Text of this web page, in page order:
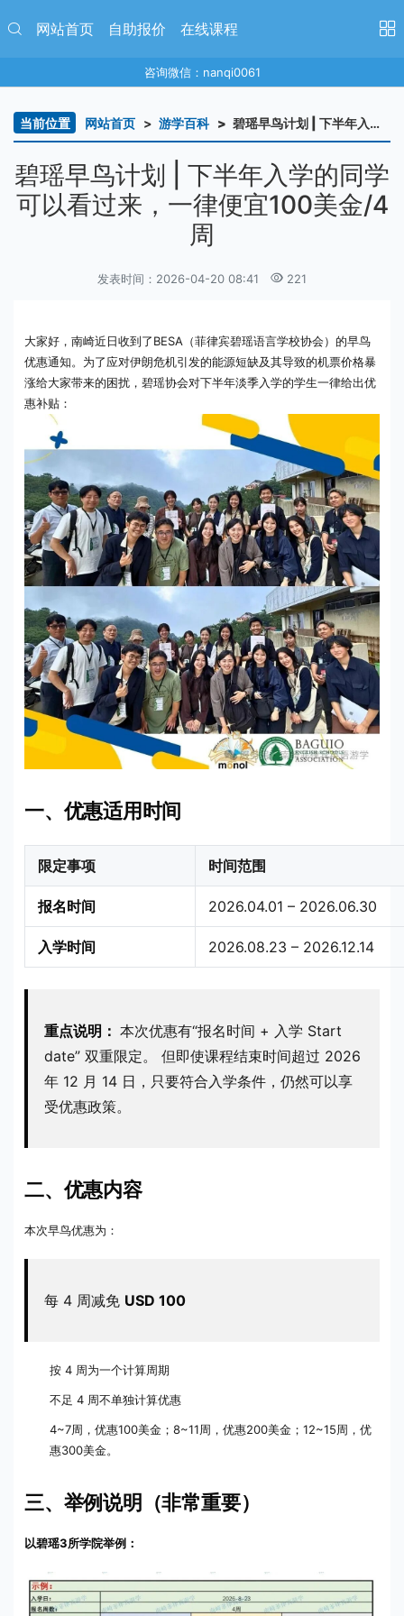
网站首页 自助报价 在线课程
咨询微信：nanqi0061
当前位置 网站首页 游学百科 碧瑶早鸟计划 | 下半年入学的同学可以看过来，一律便宜100美金/4周
碧瑶早鸟计划 | 下半年入学的同学
可以看过来，一律便宜100美金/4
周
发表时间：2026-04-20 08:41 221
大家好，南崎近日收到了BESA（菲律宾碧瑶语言学校协会）的早鸟
优惠通知。为了应对伊朗危机引发的能源短缺及其导致的机票价格暴
涨给大家带来的困扰，碧瑶协会对下半年淡季入学的学生一律给出优
惠补贴：
一、优惠适用时间
限定事项 时间范围
报名时间 2026.04.01 – 2026.06.30
入学时间 2026.08.23 – 2026.12.14
重点说明： 本次优惠有“报名时间 + 入学 Start
date” 双重限定。 但即使课程结束时间超过 2026
年 12 月 14 日，只要符合入学条件，仍然可以享
受优惠政策。
二、优惠内容
本次早鸟优惠为：
每 4 周减免 USD 100
按 4 周为一个计算周期
不足 4 周不单独计算优惠
4~7周，优惠100美金；8~11周，优惠200美金；12~15周，优
惠300美金。
三、举例说明（非常重要）
以碧瑶3所学院举例：